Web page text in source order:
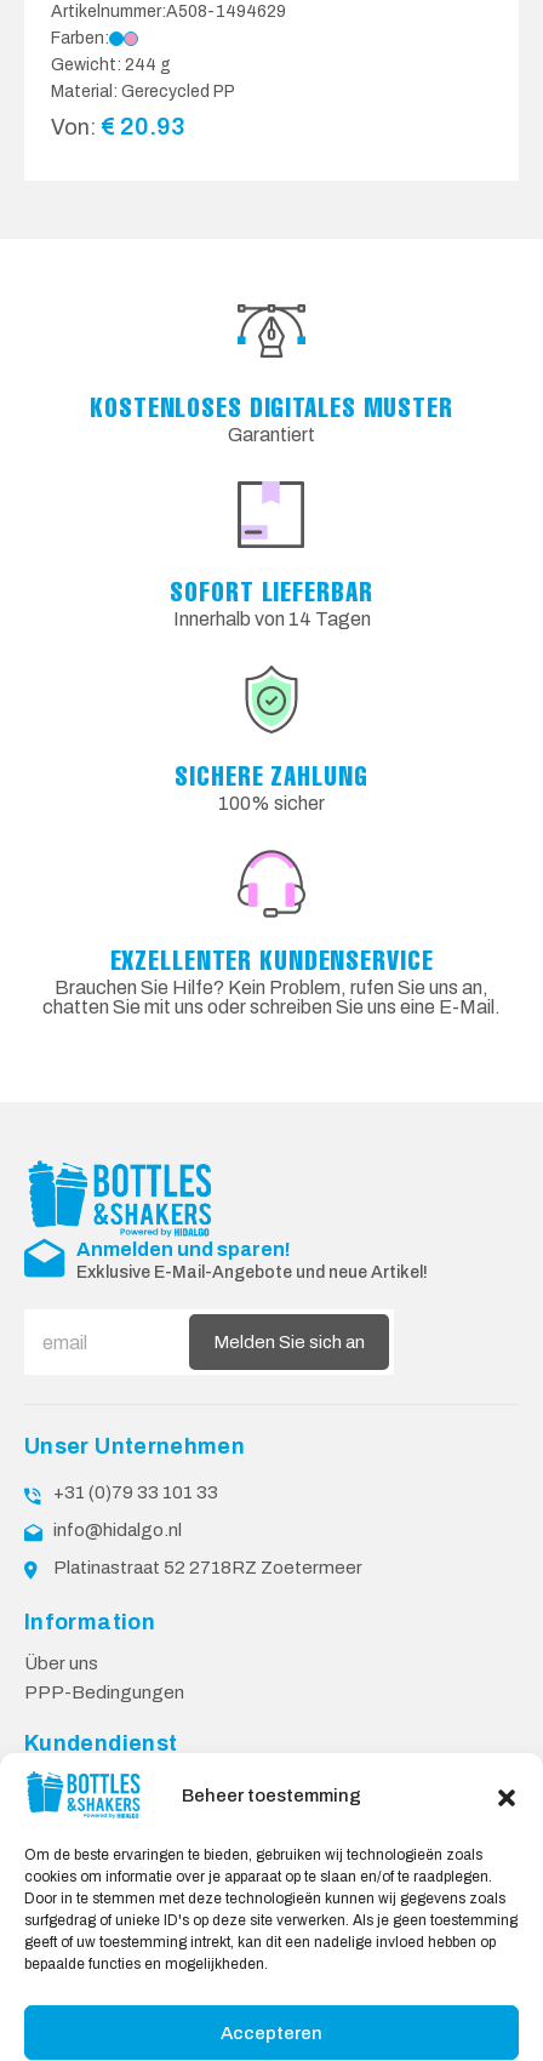
Beheer toestemming
Om de beste ervaringen te bieden, gebruiken wij technologieën zoals
cookies om informatie over je apparaat op te slaan en/of te raadplegen.
Door in te stemmen met deze technologieën kunnen wij gegevens zoals
surfgedrag of unieke ID's op deze site verwerken. Als je geen toestemming
geeft of uw toestemming intrekt, kan dit een nadelige invloed hebben op
bepaalde functies en mogelijkheden.
Accepteren
Artikelnummer:A508-1494629
Farben:
Gewicht: 244 g
Material: Gerecycled PP
Von: € 20.93
KOSTENLOSES DIGITALES MUSTER
Garantiert
SOFORT LIEFERBAR
Innerhalb von 14 Tagen
SICHERE ZAHLUNG
100% sicher
EXZELLENTER KUNDENSERVICE
Brauchen Sie Hilfe? Kein Problem, rufen Sie uns an,
chatten Sie mit uns oder schreiben Sie uns eine E-Mail.
Anmelden und sparen!
Exklusive E-Mail-Angebote und neue Artikel!
Melden Sie sich an
Unser Unternehmen
+31 (0)79 33 101 33
info@hidalgo.nl
Platinastraat 52 2718RZ Zoetermeer
Information
Über uns
PPP-Bedingungen
Kundendienst
Kontakt
Lieferung & Rücksendungen
Sicheres Einkaufen
Mein Konto
Wir akzeptieren